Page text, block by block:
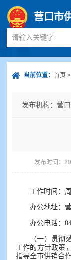
营口市
请输入关键字
当前位置： 首页 >
发布机构：营
发布时间：
工作时间：
办公地址：
办公电话：
（一）贯彻
工作的方针政策
指导全市供销合